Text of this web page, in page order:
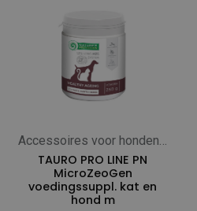
Accessoires voor honden en katten
TAURO PRO LINE PN
MicroZeoGen
voedingssuppl. kat en
hond m